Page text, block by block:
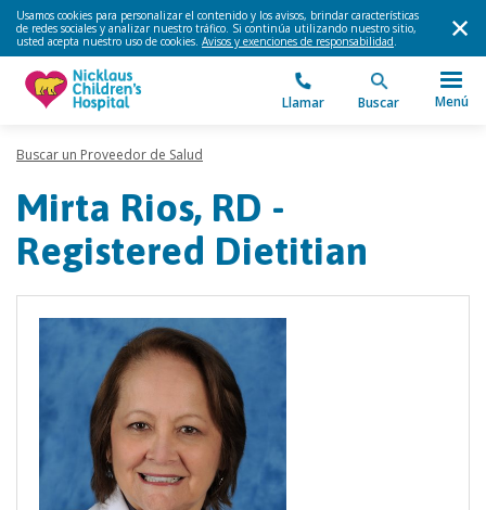
Usamos cookies para personalizar el contenido y los avisos, brindar características
de redes sociales y analizar nuestro tráfico. Si continúa utilizando nuestro sitio,
usted acepta nuestro uso de cookies. Avisos y exenciones de responsabilidad.
Llamar Buscar Menú
Buscar un Proveedor de Salud
Mirta Rios, RD -
Registered Dietitian